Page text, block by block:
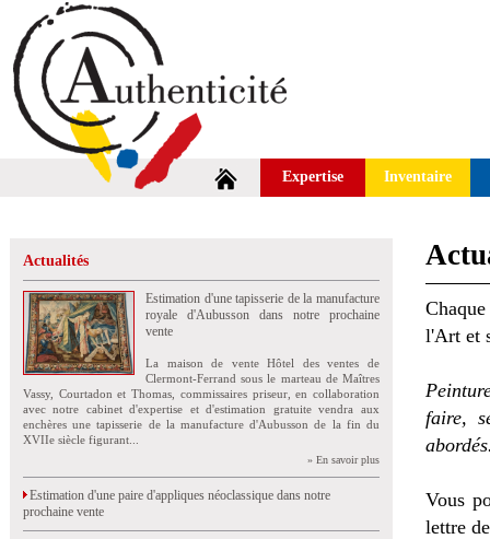
Expertise Inventaire
Actualités
Estimation d'une tapisserie de la manufacture
royale d'Aubusson dans notre prochaine
vente
La maison de vente Hôtel des ventes de
Clermont-Ferrand sous le marteau de Maîtres
Vassy, Courtadon et Thomas, commissaires priseur, en collaboration
avec notre cabinet d'expertise et d'estimation gratuite vendra aux
enchères une tapisserie de la manufacture d'Aubusson de la fin du
XVIIe siècle figurant...
» En savoir plus
Estimation d'une paire d'appliques néoclassique dans notre
prochaine vente
l'Art et
faire,
Vous
lettre